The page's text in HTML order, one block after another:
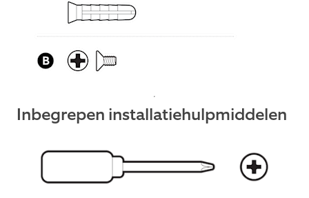
Inbegrepen installatiehulpmiddelen